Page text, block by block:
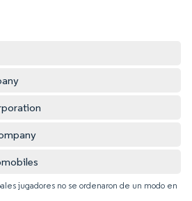
jugadores no se ordenaron de un modo en